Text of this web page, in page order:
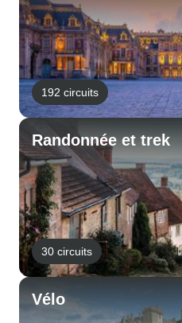
192 circuits
Randonnée et trek
30 circuits
Vélo